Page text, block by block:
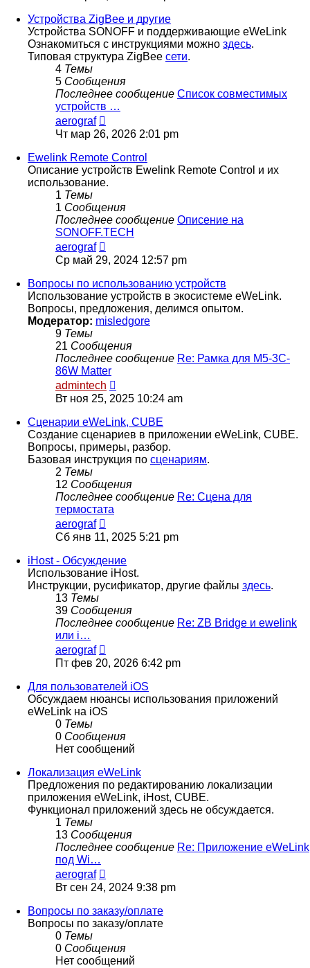
последнему
сообщению
Устройства ZigBee и другие
Устройства SONOFF и поддерживающие eWeLink
Ознакомиться с инструкциями можно здесь.
Типовая структура ZigBee сети.
4 Темы
5 Сообщения
Последнее сообщение Список совместимых
устройств …
aerograf
последнему
сообщению
Чт мар 26, 2026 2:01 pm
Ewelink Remote Control
Описание устройств Ewelink Remote Control и их
использование.
1 Темы
1 Сообщения
Последнее сообщение Описение на
SONOFF.TECH
aerograf
к
сообщению
Ср май 29, 2024 12:57 pm
Вопросы по использованию устройств
Использование устройств в экосистеме eWeLink.
Вопросы, предложения, делимся опытом.
Модератор: misledgore
9 Темы
21 Сообщения
Последнее сообщение Re: Рамка для M5-3C-
86W Matter
admintech
к
сообщению
Вт ноя 25, 2025 10:24 am
Сценарии eWeLink, CUBE
Создание сценариев в приложении eWeLink, CUBE.
Вопросы, примеры, разбор.
Базовая инструкция по сценариям.
2 Темы
12 Сообщения
Последнее сообщение Re: Сцена для
термостата
aerograf
последнему
сообщению
Сб янв 11, 2025 5:21 pm
iHost - Обсуждение
Использование iHost.
Инструкции, русификатор, другие файлы здесь.
13 Темы
39 Сообщения
Последнее сообщение Re: ZB Bridge и ewelink
или i…
aerograf
к
последнему
сообщению
Пт фев 20, 2026 6:42 pm
Для пользователей iOS
Обсуждаем нюансы использования приложений
eWeLink на iOS
0 Темы
0 Сообщения
Нет сообщений
Локализация eWeLink
Предложения по редактированию локализации
приложения eWeLink, iHost, CUBE.
Функционал приложений здесь не обсуждается.
1 Темы
13 Сообщения
Последнее сообщение Re: Приложение eWeLink
под Wi…
aerograf
к
последнему
сообщению
Вт сен 24, 2024 9:38 pm
Вопросы по заказу/оплате
Вопросы по заказу/оплате
0 Темы
0 Сообщения
Нет сообщений